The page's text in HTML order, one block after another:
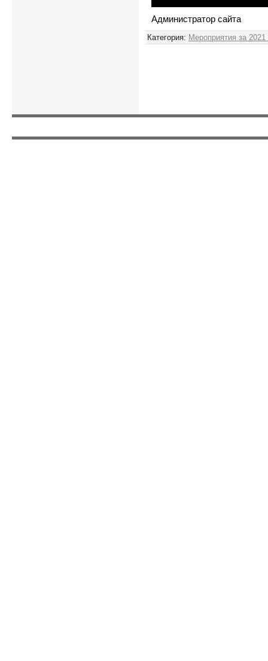
Администратор сайта
Категория: Мероприятия за 2021